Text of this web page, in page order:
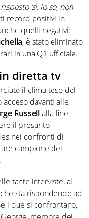
‘sì, lo so, non
record positivi in
quelli negativi:
, è stato eliminato
in una Q1 ufficiale.
diretta tv
il clima teso del
acceso davanti alle
Russellalla fine
il presunto
nei confronti di
campione del
tante interviste, al
che sta rispondendo ad
i due si confrontano,